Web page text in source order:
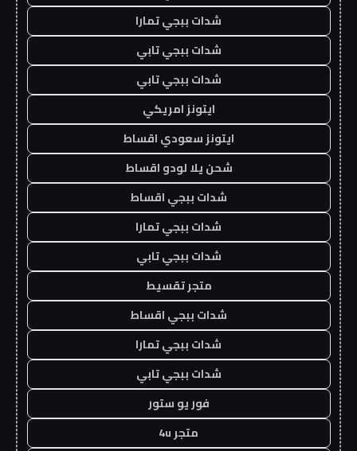
شدات ببجي تمارا
شدات ببجي تابي
شدات ببجي تابي
ايتونز امريكي
ايتونز سعودي اقساط
شحن يلا لودو اقساط
شدات ببجي اقساط
شدات ببجي تمارا
شدات ببجي تابي
متجر تقسيط
شدات ببجي اقساط
شدات ببجي تمارا
شدات ببجي تابي
فور يو ستور
متجر 4u